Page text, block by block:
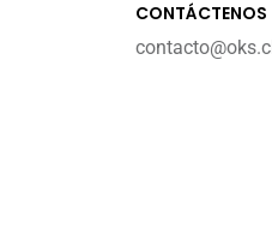
CONTÁCTENOS
contacto@oks.cl